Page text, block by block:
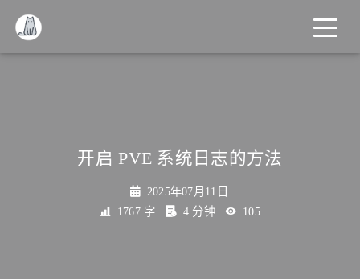
开启 PVE 系统日志的方法
2025年07月11日
1767 字
4 分钟 105